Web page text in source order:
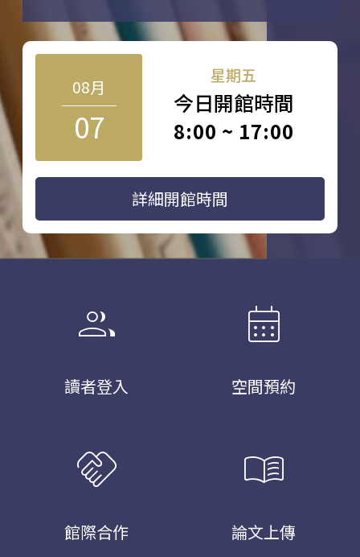
08月
07
星期五
今日開館時間
8:00 ~ 17:00
詳細開館時間
group
讀者登入
calendar_month
空間預約
handshake
館際合作
menu_book
論文上傳